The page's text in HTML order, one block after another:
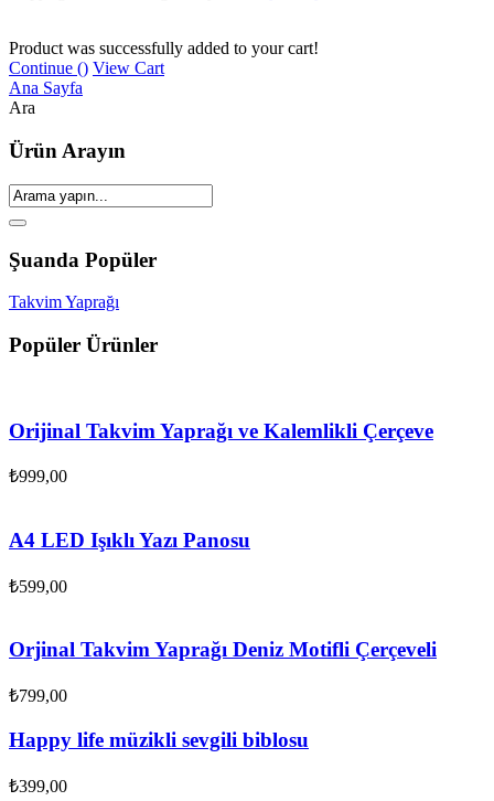
Product was successfully added to your cart!
Continue () View Cart
Ana Sayfa
Ara
Ürün Arayın
Şuanda Popüler
Takvim Yaprağı
Popüler Ürünler
Orijinal Takvim Yaprağı ve Kalemlikli Çerçeve
₺999,00
A4 LED Işıklı Yazı Panosu
₺599,00
Orjinal Takvim Yaprağı Deniz Motifli Çerçeveli
₺799,00
Happy life müzikli sevgili biblosu
₺399,00